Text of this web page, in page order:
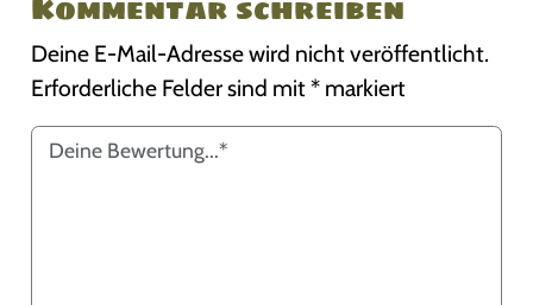
Deine E-Mail-Adresse wird nicht veröffentlicht.
Erforderliche Felder sind mit* markiert